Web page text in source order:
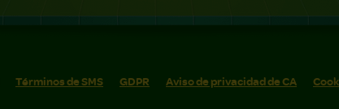
Términos de SMS GDPR Aviso de privacidad de CA